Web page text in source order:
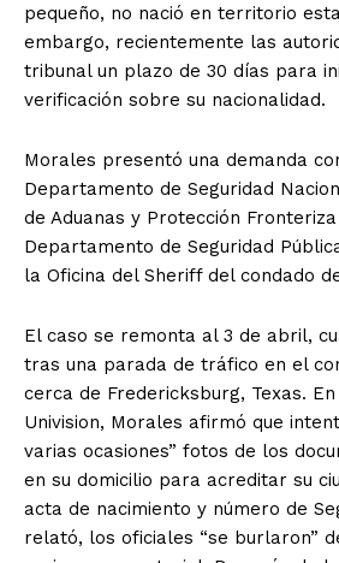
pequeño, no nació en territorio
embargo, recientemente las
tribunal un plazo de 30 días para
verificación sobre su nacionalidad.
Morales presentó una demanda
Departamento de Seguridad
de Aduanas y Protección Fronteriza
Departamento de Seguridad
la Oficina del Sheriff del condado
El caso se remonta al 3 de abril,
tras una parada de tráfico en el
cerca de Fredericksburg, Texas.
Univision, Morales afirmó que
varias ocasiones” fotos de los
en su domicilio para acreditar su
acta de nacimiento y número de
relató, los oficiales “se burlaron”